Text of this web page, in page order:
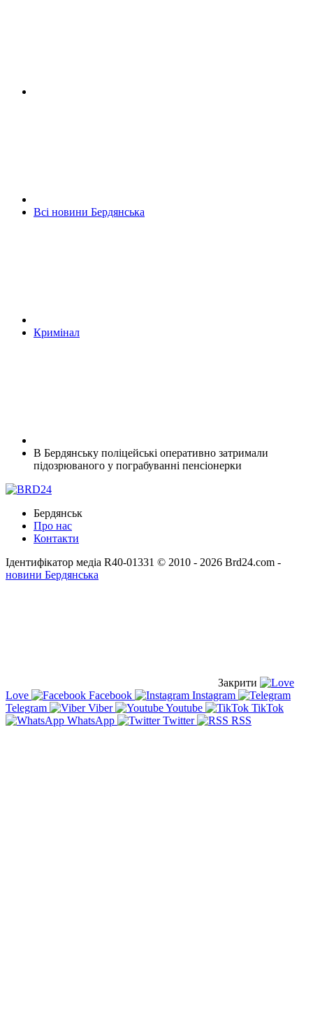
Всі новини Бердянська
Кримінал
В Бердянську поліцейські оперативно затримали
підозрюваного у пограбуванні пенсіонерки
Бердянськ
Про нас
Контакти
Ідентифікатор медіа R40-01331 © 2010 - 2026 Brd24.com -
новини Бердянська
Закрити
Love
Facebook
Instagram
Telegram
Viber Youtube
TikTok
WhatsApp
Twitter RSS